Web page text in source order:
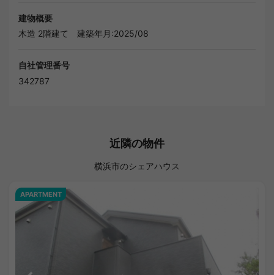
建物概要
木造 2階建て
建築年月:2025/08
自社管理番号
342787
近隣の物件
横浜市のシェアハウス
APARTMENT